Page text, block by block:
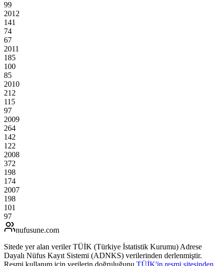
99
2012
141
74
67
2011
185
100
85
2010
212
115
97
2009
264
142
122
2008
372
198
174
2007
198
101
97
nufusune.com
Sitede yer alan veriler TÜİK (Türkiye İstatistik Kurumu) Adrese
Dayalı Nüfus Kayıt Sistemi (ADNKS) verilerinden derlenmiştir.
Resmi kullanım için verilerin doğruluğunu TÜİK'in resmi sitesinden